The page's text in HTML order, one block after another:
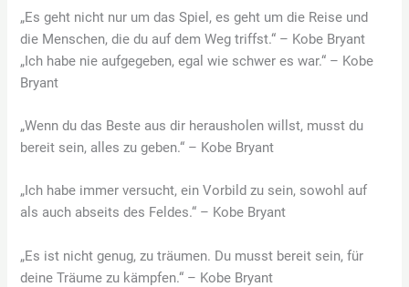
„Es geht nicht nur um das Spiel, es geht um die Reise und
die Menschen, die du auf dem Weg triffst.“ – Kobe Bryant
„Ich habe nie aufgegeben, egal wie schwer es war.“ – Kobe
Bryant
„Wenn du das Beste aus dir herausholen willst, musst du
bereit sein, alles zu geben.“ – Kobe Bryant
„Ich habe immer versucht, ein Vorbild zu sein, sowohl auf
als auch abseits des Feldes.“ – Kobe Bryant
„Es ist nicht genug, zu träumen. Du musst bereit sein, für
deine Träume zu kämpfen.“ – Kobe Bryant